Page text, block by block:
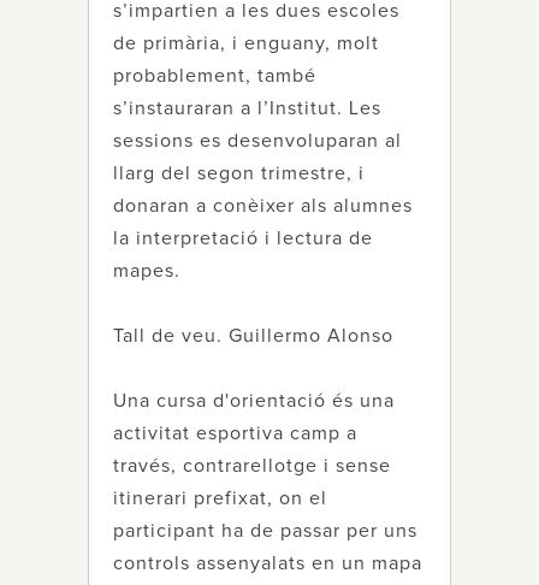
s’impartien a les dues escoles
de primària, i enguany, molt
probablement, també
s’instauraran a l’Institut. Les
sessions es desenvoluparan al
llarg del segon trimestre, i
donaran a conèixer als alumnes
la interpretació i lectura de
mapes.
Tall de veu. Guillermo Alonso
Una cursa d'orientació és una
activitat esportiva camp a
través, contrarellotge i sense
itinerari prefixat, on el
participant ha de passar per uns
controls assenyalats en un mapa